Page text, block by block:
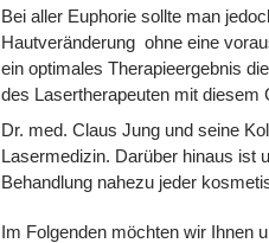
Bei aller Euphorie sollte man
Hautveränderung ohne eine
ein optimales Therapieergebnis
des Lasertherapeuten mit diesem
Dr. med. Claus Jung und seine
Lasermedizin. Darüber hinaus ist
Behandlung nahezu jeder
Im Folgenden möchten wir Ihnen